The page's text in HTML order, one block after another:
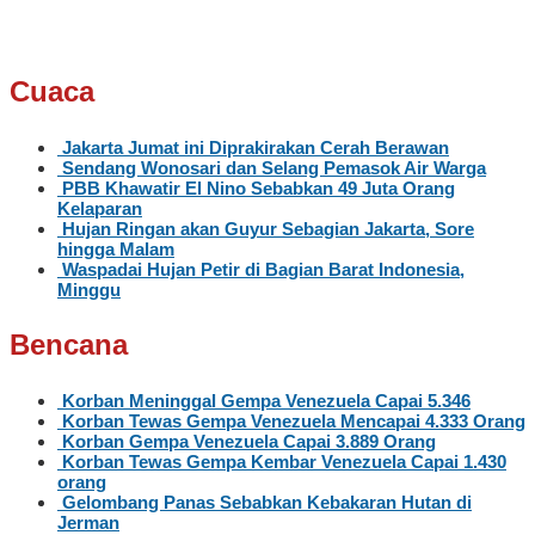
Cuaca
Jakarta Jumat ini Diprakirakan Cerah Berawan
Sendang Wonosari dan Selang Pemasok Air Warga
PBB Khawatir El Nino Sebabkan 49 Juta Orang
Kelaparan
Hujan Ringan akan Guyur Sebagian Jakarta, Sore
hingga Malam
Waspadai Hujan Petir di Bagian Barat Indonesia,
Minggu
Bencana
Korban Meninggal Gempa Venezuela Capai 5.346
Korban Tewas Gempa Venezuela Mencapai 4.333 Orang
Korban Gempa Venezuela Capai 3.889 Orang
Korban Tewas Gempa Kembar Venezuela Capai 1.430
orang
Gelombang Panas Sebabkan Kebakaran Hutan di
Jerman